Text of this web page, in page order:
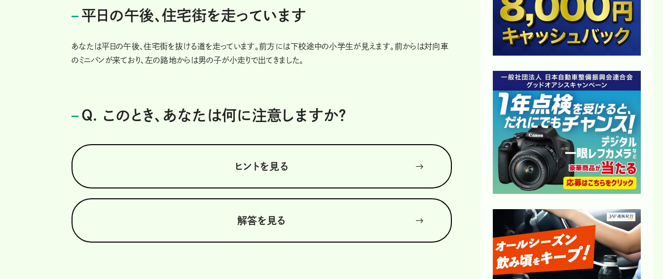
平日の午後、住宅街を走っています
あなたは平日の午後、住宅街を抜ける道を走っています。前方には下校途中の小学生が見えます。前からは対向車
のミニバンが来ており、左の路地からは男の子が小走りで出てきました。
Q. このとき、あなたは何に注意しますか？
ヒントを見る
解答を見る